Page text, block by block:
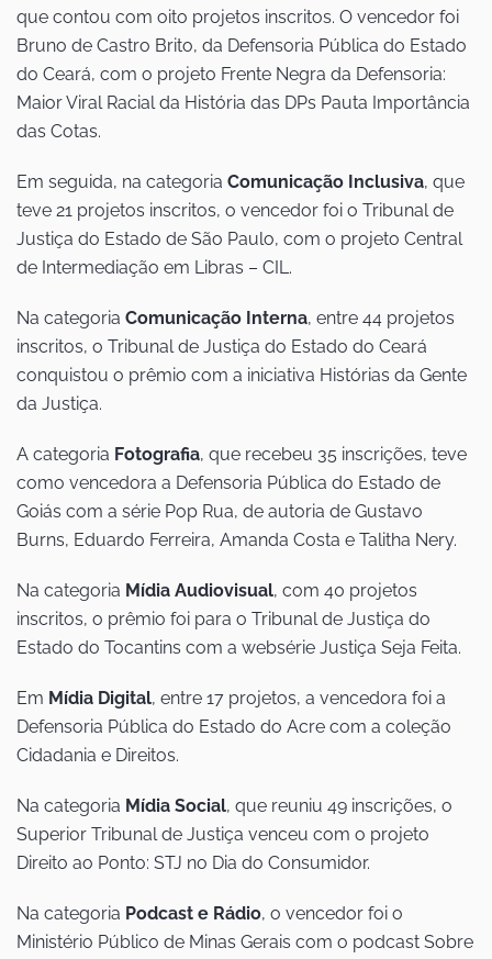
que contou com oito projetos inscritos. O vencedor foi
Bruno de Castro Brito, da Defensoria Pública do Estado
do Ceará, com o projeto Frente Negra da Defensoria:
Maior Viral Racial da História das DPs Pauta Importância
das Cotas.
Em seguida, na categoria Comunicação Inclusiva, que
teve 21 projetos inscritos, o vencedor foi o Tribunal de
Justiça do Estado de São Paulo, com o projeto Central
de Intermediação em Libras – CIL.
Na categoria Comunicação Interna, entre 44 projetos
inscritos, o Tribunal de Justiça do Estado do Ceará
conquistou o prêmio com a iniciativa Histórias da Gente
da Justiça.
A categoria Fotografia, que recebeu 35 inscrições, teve
como vencedora a Defensoria Pública do Estado de
Goiás com a série Pop Rua, de autoria de Gustavo
Burns, Eduardo Ferreira, Amanda Costa e Talitha Nery.
Na categoria Mídia Audiovisual, com 40 projetos
inscritos, o prêmio foi para o Tribunal de Justiça do
Estado do Tocantins com a websérie Justiça Seja Feita.
Em Mídia Digital, entre 17 projetos, a vencedora foi a
Defensoria Pública do Estado do Acre com a coleção
Cidadania e Direitos.
Na categoria Mídia Social, que reuniu 49 inscrições, o
Superior Tribunal de Justiça venceu com o projeto
Direito ao Ponto: STJ no Dia do Consumidor.
Na categoria Podcast e Rádio, o vencedor foi o
Ministério Público de Minas Gerais com o podcast Sobre